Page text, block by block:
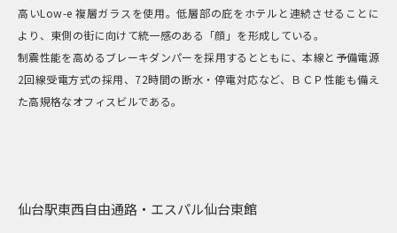
高いLow-e 複層ガラスを使用。低層部の庇をホテルと連続させることに
より、東側の街に向けて統一感のある「顔」を形成している。
制震性能を高めるブレーキダンパーを採用するとともに、本線と予備電源
2回線受電方式の採用、72時間の断水・停電対応など、ＢＣＰ性能も備え
た高規格なオフィスビルである。
仙台駅東西自由通路・エスパル仙台東館